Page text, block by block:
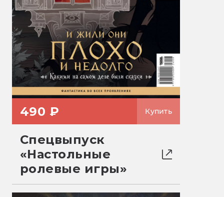
490 ₽ Купить
Спецвыпуск
«Настольные
ролевые игры»